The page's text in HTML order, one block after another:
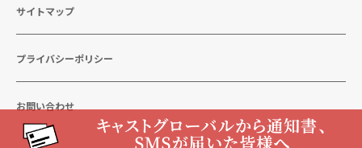
サイトマップ
プライバシーポリシー
お問い合わせ